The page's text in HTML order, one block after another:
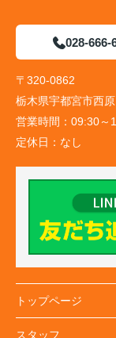
028-666-
〒320-0862
栃木県宇都宮市西
営業時間： 09:30～
定休日： なし
トップページ
スタッフ